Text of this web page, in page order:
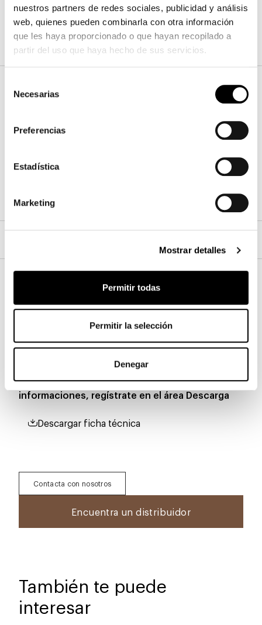
nuestros partners de redes sociales, publicidad y análisis
web, quienes pueden combinarla con otra información
que les haya proporcionado o que hayan recopilado a
partir del uso que haya hecho de sus servicios.
Necesarias
Preferencias
Estadística
Marketing
Mostrar detalles
Permitir todas
Permitir la selección
Denegar
Acabados
Descarga
Para descargar 3D, 2D, imágenes y otras
informaciones, regístrate en el áreaDescarga
Descargar ficha técnica
Contacta con nosotros
Encuentra un distribuidor
También te puede
interesar